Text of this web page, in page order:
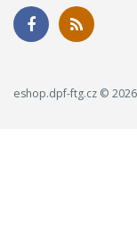
eshop.dpf-ftg.cz © 2026